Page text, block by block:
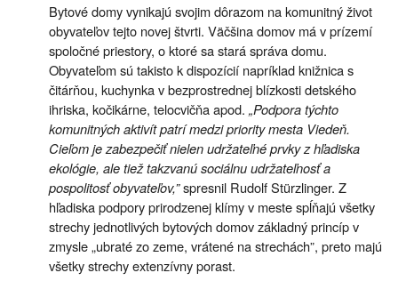
Bytové domy vynikajú svojim dôrazom na komunitný život
obyvateľov tejto novej štvrti. Väčšina domov má v prízemí
spoločné priestory, o ktoré sa stará správa domu.
Obyvateľom sú takisto k dispozícií napríklad knižnica s
čitárňou, kuchynka v bezprostrednej blízkosti detského
ihriska, kočikárne, telocvičňa apod. „Podpora týchto
komunitných aktivít patrí medzi priority mesta Viedeň.
Cieľom je zabezpečiť nielen udržateľné prvky z hľadiska
ekológie, ale tiež takzvanú sociálnu udržateľnosť a
pospolitosť obyvateľov,”spresnil Rudolf Stürzlinger. Z
hľadiska podpory prirodzenej klímy v meste spĺňajú všetky
strechy jednotlivých bytových domov základný princíp v
zmysle „ubraté zo zeme, vrátené na strechách”, preto majú
všetky strechy extenzívny porast.